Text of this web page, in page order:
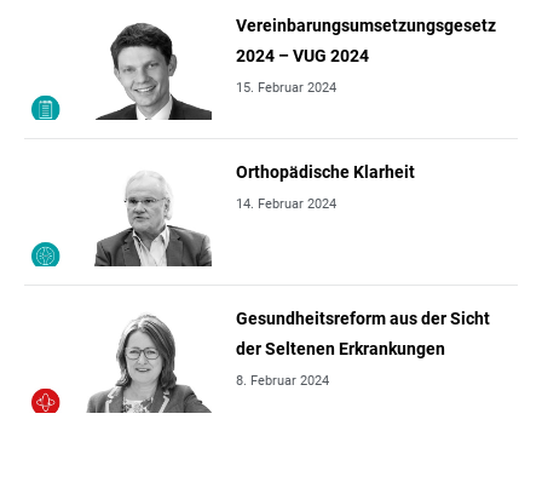
Vereinbarungsumsetzungsgesetz
2024 – VUG 2024
15. Februar 2024
Orthopädische Klarheit
14. Februar 2024
Gesundheitsreform aus der Sicht
der Seltenen Erkrankungen
8. Februar 2024